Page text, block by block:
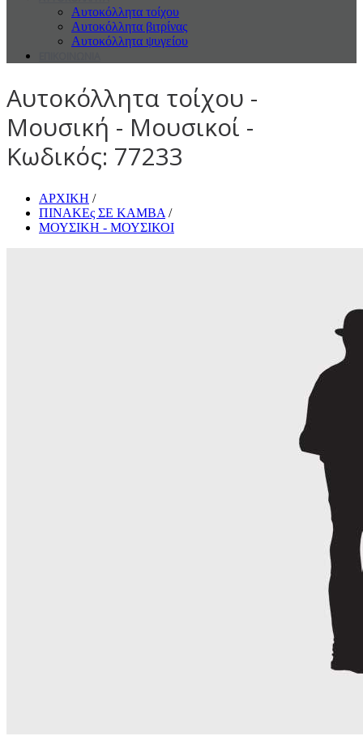
Αυτοκόλλητα τοίχου
Αυτοκόλλητα βιτρίνας
Αυτοκόλλητα ψυγείου
Αυτοκόλλητα τοίχου -
Μουσική - Μουσικοί -
Κωδικός: 77233
ΑΡΧΙΚΗ /
ΠΙΝΑΚΕς ΣΕ ΚΑΜΒΑ /
ΜΟΥΣΙΚΗ - ΜΟΥΣΙΚΟΙ